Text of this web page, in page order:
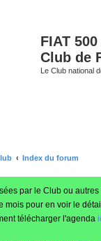
FIAT
Club de
Le Club national
Index du forum
par le Club ou
mois pour en voir le
télécharger l'agenda